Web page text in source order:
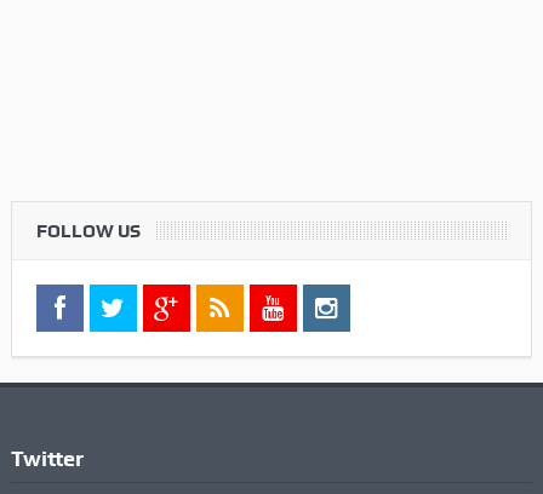
FOLLOW US
Twitter